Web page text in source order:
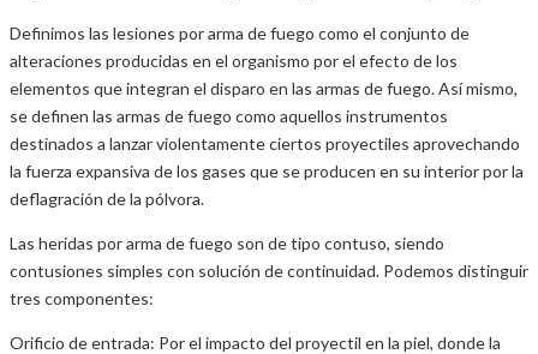
Definimos las lesiones por arma de fuego como el conjunto de
alteraciones producidas en el organismo por el efecto de los
elementos que integran el disparo en las armas de fuego. Así mismo,
se definen las armas de fuego como aquellos instrumentos
destinados a lanzar violentamente ciertos proyectiles aprovechando
la fuerza expansiva de los gases que se producen en su interior por la
deflagración de la pólvora.
Las heridas por arma de fuego son de tipo contuso, siendo
contusiones simples con solución de continuidad. Podemos distinguir
tres componentes:
Orificio de entrada: Por el impacto del proyectil en la piel, donde la